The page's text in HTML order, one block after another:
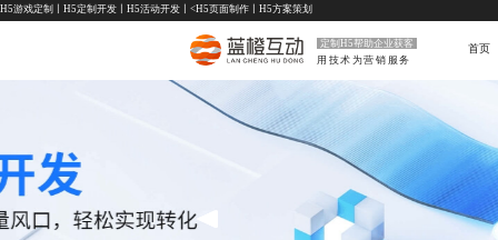
H5游戏定制 H5定制开发 H5活动开发 丨<H5页面制作 H5方案策划
定制H5帮助企业获客
用技术为营销服务
首页